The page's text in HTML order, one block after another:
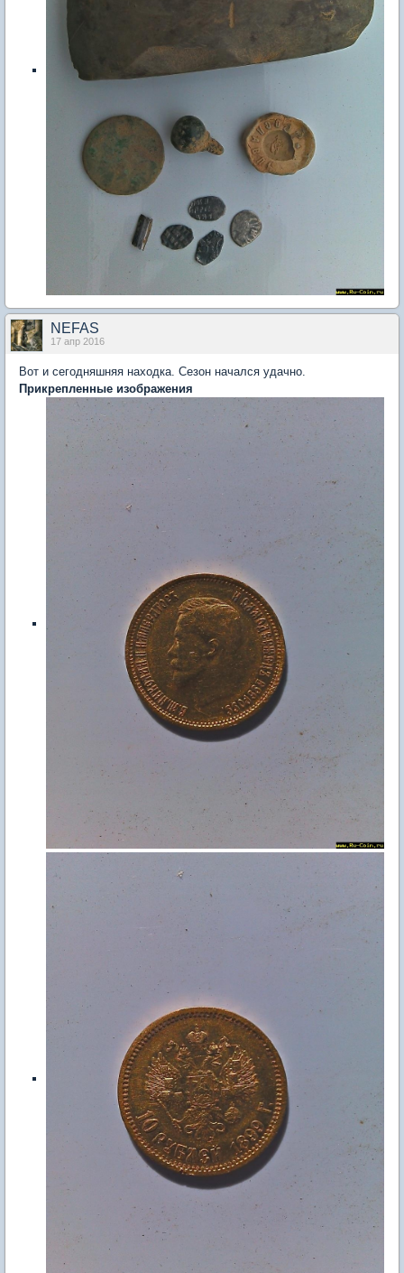
NEFAS
17 апр 2016
Вот и сегодняшняя находка. Сезон начался удачно.
Прикрепленные изображения